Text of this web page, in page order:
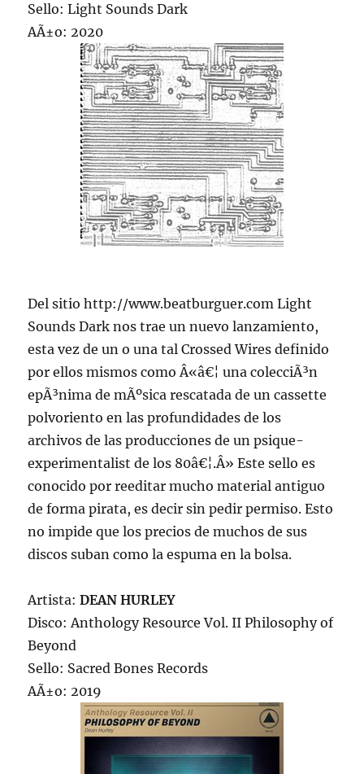
Sello: Light Sounds Dark
AÃ±o: 2020
Del sitio http://www.beatburguer.com Light
Sounds Dark nos trae un nuevo lanzamiento,
esta vez de un o una tal Crossed Wires definido
por ellos mismos como Â«â€¦ una colecciÃ³n
epÃ³nima de mÃºsica rescatada de un cassette
polvoriento en las profundidades de los
archivos de las producciones de un psique-
experimentalist de los 80â€¦.Â» Este sello es
conocido por reeditar mucho material antiguo
de forma pirata, es decir sin pedir permiso. Esto
no impide que los precios de muchos de sus
discos suban como la espuma en la bolsa.
Artista:DEAN HURLEY
Disco: Anthology Resource Vol. II Philosophy of
Beyond
Sello: Sacred Bones Records
AÃ±o: 2019